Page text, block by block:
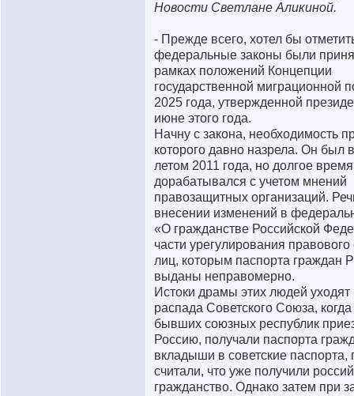
Новости Светлане Аликиной.
- Прежде всего, хотел бы
федеральные законы были
рамках положений Концепции
государственной миграционной
2025 года, утвержденной
июне этого года.
Начну с закона, необходимость
которого давно назрела. Он был
летом 2011 года, но долгое время
дорабатывался с учетом мнений
правозащитных организаций.
внесении изменений в
«О гражданстве Российской
части урегулирования правового
лиц, которым паспорта граждан
выданы неправомерно.
Истоки драмы этих людей
распада Советского Союза,
бывших союзных республик
Россию, получали паспорта
вкладыши в советские паспорта,
считали, что уже получили
гражданство. Однако затем при